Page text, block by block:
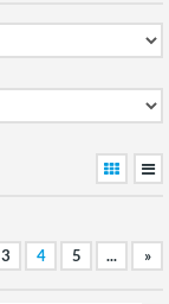
3 4 5 ... »